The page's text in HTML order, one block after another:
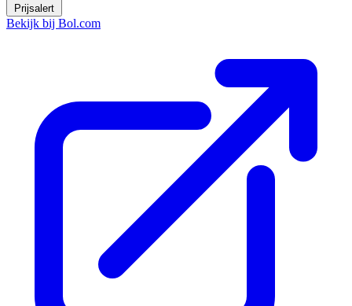
Prijsalert
Bekijk bij Bol.com